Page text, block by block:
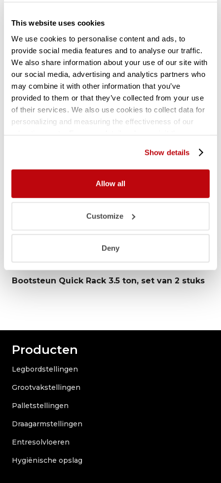
This website uses cookies
We use cookies to personalise content and ads, to
provide social media features and to analyse our traffic.
We also share information about your use of our site with
our social media, advertising and analytics partners who
may combine it with other information that you’ve
provided to them or that they’ve collected from your use
of their services. We also use cookies to collect data for
personalizing and measuring the effectiveness of our
Show details
Allow all
Customize
Deny
hebben neem dan even contact met ons op.
Gerelateerde producten
Quick Rack 3.5 ton, set van 2 stuks
Producten
Legbordstellingen
Grootvakstellingen
Palletstellingen
Draagarmstellingen
Entresolvloeren
Hygiënische opslag